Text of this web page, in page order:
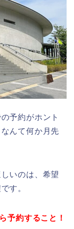
予約がホント
んて何か月先
いのは、希望
す。
予約すること！